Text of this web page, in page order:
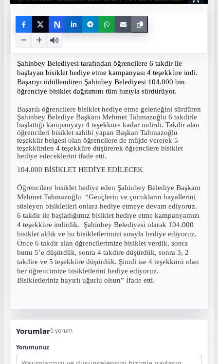
N
Şahinbey Belediyesi tarafından öğrencilere 6 takdir ile
başlayan bisiklet hediye etme kampanyası 4 teşekküre indi.
Başarıyı ödüllendiren Şahinbey Belediyesi 104.000 bin
öğrenciye bisiklet dağıtımını tüm hızıyla sürdürüyor.
Başarılı öğrencilere bisiklet hediye etme geleneğini sürdüren
Şahinbey Belediye Başkanı Mehmet Tahmazoğlu 6 takdirle
başlattığı kampanyayı 4 teşekküre kadar indirdi. Takdir alan
öğrencileri bisiklet sahibi yapan Başkan Tahmazoğlu
teşekkür belgesi olan öğrencilere de müjde vererek 5
teşekkürden 4 teşekküre düşürerek öğrencilere bisiklet
hediye edeceklerini ifade etti.
104.000 BİSİKLET HEDİYE EDİLECEK
Öğrencilere bisiklet hediye eden Şahinbey Belediye Başkanı
Mehmet Tahmazoğlu “Gençlerin ve çocukların hayallerini
süsleyen bisikletleri onlara hediye etmeye devam ediyoruz.
6 takdir ile başladığımız bisiklet hediye etme kampanyamızı
4 teşekküre indirdik. Şahinbey Belediyesi olarak 104.000
bisiklet aldık ve bu bisikletlerimizi sırayla hediye ediyoruz.
Önce 6 takdir alan öğrencilerimize bisiklet verdik, sonra
bunu 5’e düşürdük, sonra 4 takdire düşürdük, sonra 3, 2
takdire ve 5 teşekküre düşürdük. Şimdi ise 4 teşekkürü olan
her öğrencimize bisikletlerini hediye ediyoruz.
Bisikletleriniz hayırlı uğurlu olsun” İfade etti.
Yorumlar0 yorum
Yorumunuz